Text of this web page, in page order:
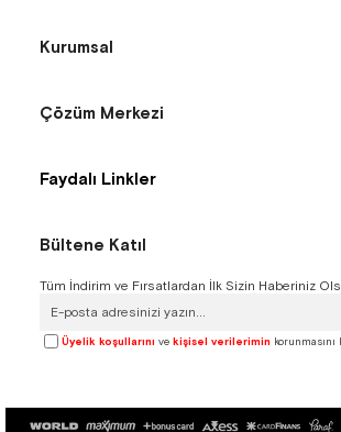
Kurumsal
Çözüm Merkezi
Faydalı Linkler
Bültene Katıl
Tüm İndirim ve Fırsatlardan İlk Sizin Haberiniz
Üyelik koşullarını ve kişisel verilerimin